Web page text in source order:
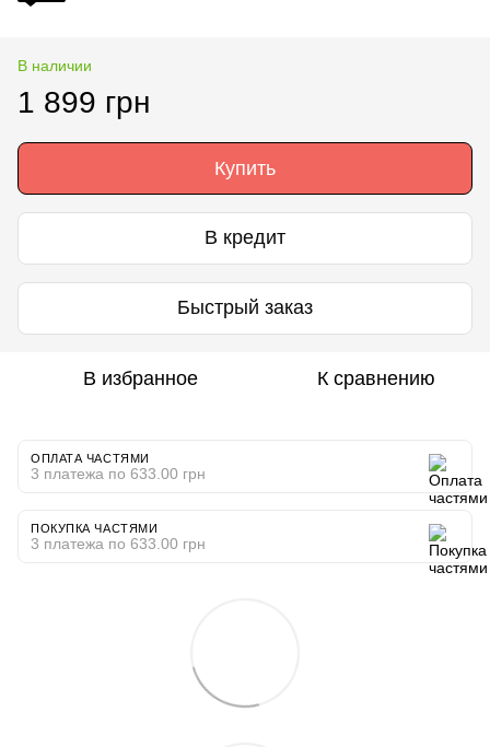
В наличии
1 899 грн
Купить
В кредит
Быстрый заказ
В избранное К сравнению
ОПЛАТА ЧАСТЯМИ
3 платежа по 633.00 грн
ПОКУПКА ЧАСТЯМИ
3 платежа по 633.00 грн